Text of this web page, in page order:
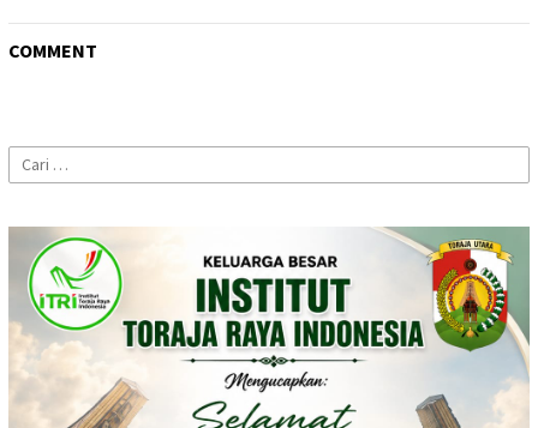
COMMENT
Cari
untuk: